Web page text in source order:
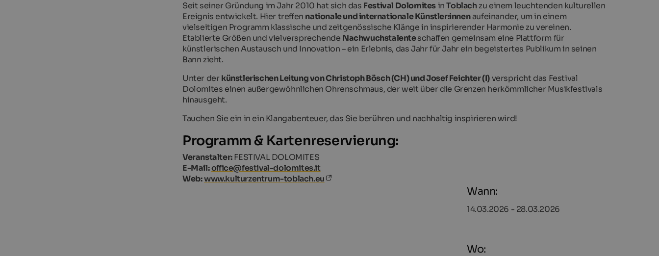
Seit seiner Gründung im Jahr 2010 hat sich das Festival DolomitesinToblachzu einem leuchtenden kulturellen
Ereignis entwickelt. Hier treffen nationale und internationale Künstler:innenaufeinander, um in einem
vielseitigen Programm klassische und zeitgenössische Klänge in inspirierender Harmonie zu vereinen.
Etablierte Größen und vielversprechende Nachwuchstalenteschaffen gemeinsam eine Plattform für
künstlerischen Austausch und Innovation – ein Erlebnis, das Jahr für Jahr ein begeistertes Publikum in seinen
Bann zieht.
Unter der künstlerischen Leitung von Christoph Bösch (CH) und Josef Feichter (I)verspricht das Festival
Dolomites einen außergewöhnlichen Ohrenschmaus, der weit über die Grenzen herkömmlicher Musikfestivals
hinausgeht.
Tauchen Sie ein in ein Klangabenteuer, das Sie berühren und nachhaltig inspirieren wird!
Programm & Kartenreservierung:
Veranstalter:FESTIVAL DOLOMITES
E-Mail:office@festival-dolomites.it
Web:www.kulturzentrum-toblach.eu
Wann:
14.03.2026 - 28.03.2026
Wo: